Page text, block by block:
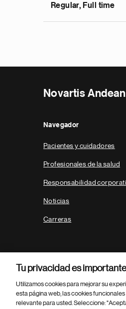
Regular, Full time
Novartis
Navegador
Pacientes y cuidadores
Profesionales de la salud
Responsabilidad
Noticias
Carreras
Parte
© 2026 Novartis AG
Tu privacidad es
Utilizamos cookies para mejorar su
esta página web, las cookies
relevante para usted. Seleccione: